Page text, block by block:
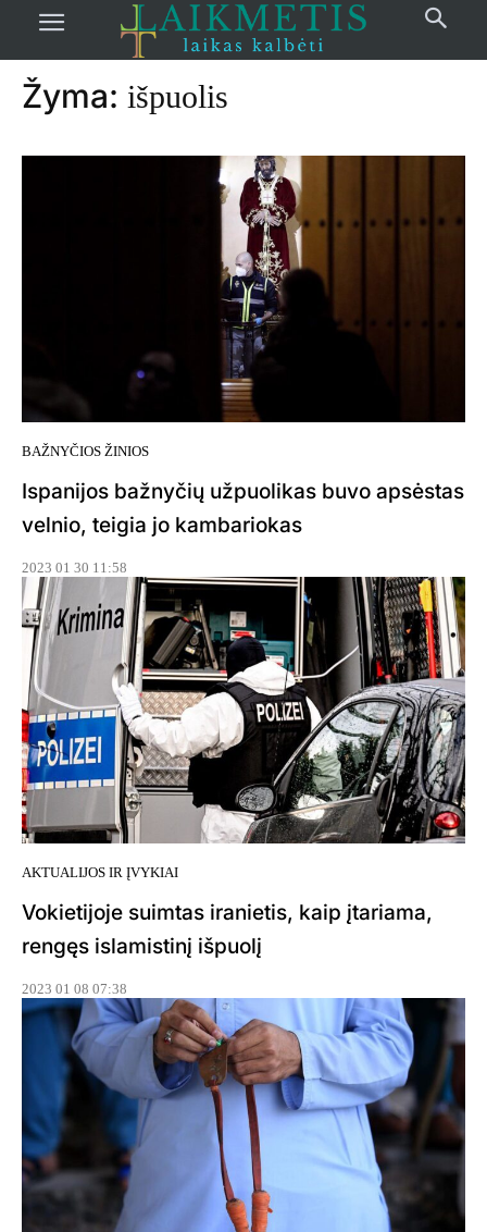
žymos Išpuolis
Žyma: išpuolis
BAŽNYČIOS ŽINIOS
Ispanijos bažnyčių užpuolikas buvo apsėstas
velnio, teigia jo kambariokas
2023 01 30 11:58
AKTUALIJOS IR ĮVYKIAI
Vokietijoje suimtas iranietis, kaip įtariama,
rengęs islamistinį išpuolį
2023 01 08 07:38